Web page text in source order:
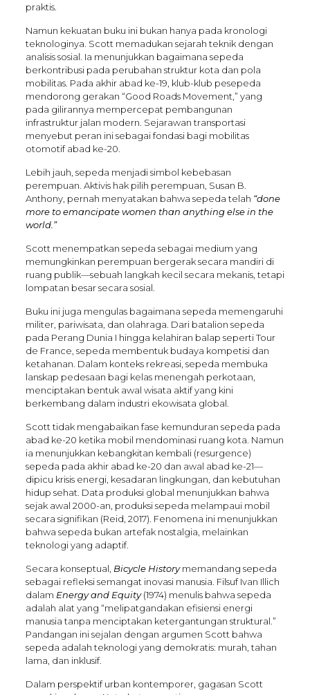
praktis.
Namun kekuatan buku ini bukan hanya pada kronologi
teknologinya. Scott memadukan sejarah teknik dengan
analisis sosial. Ia menunjukkan bagaimana sepeda
berkontribusi pada perubahan struktur kota dan pola
mobilitas. Pada akhir abad ke-19, klub-klub pesepeda
mendorong gerakan “Good Roads Movement,” yang
pada gilirannya mempercepat pembangunan
infrastruktur jalan modern. Sejarawan transportasi
menyebut peran ini sebagai fondasi bagi mobilitas
otomotif abad ke-20.
Lebih jauh, sepeda menjadi simbol kebebasan
perempuan. Aktivis hak pilih perempuan, Susan B.
Anthony, pernah menyatakan bahwa sepeda telah “done
more to emancipate women than anything else in the
world.”
Scott menempatkan sepeda sebagai medium yang
memungkinkan perempuan bergerak secara mandiri di
ruang publik—sebuah langkah kecil secara mekanis, tetapi
lompatan besar secara sosial.
Buku ini juga mengulas bagaimana sepeda memengaruhi
militer, pariwisata, dan olahraga. Dari batalion sepeda
pada Perang Dunia I hingga kelahiran balap seperti Tour
de France, sepeda membentuk budaya kompetisi dan
ketahanan. Dalam konteks rekreasi, sepeda membuka
lanskap pedesaan bagi kelas menengah perkotaan,
menciptakan bentuk awal wisata aktif yang kini
berkembang dalam industri ekowisata global.
Scott tidak mengabaikan fase kemunduran sepeda pada
abad ke-20 ketika mobil mendominasi ruang kota. Namun
ia menunjukkan kebangkitan kembali (resurgence)
sepeda pada akhir abad ke-20 dan awal abad ke-21—
dipicu krisis energi, kesadaran lingkungan, dan kebutuhan
hidup sehat. Data produksi global menunjukkan bahwa
sejak awal 2000-an, produksi sepeda melampaui mobil
secara signifikan (Reid, 2017). Fenomena ini menunjukkan
bahwa sepeda bukan artefak nostalgia, melainkan
teknologi yang adaptif.
Secara konseptual, Bicycle Historymemandang sepeda
sebagai refleksi semangat inovasi manusia. Filsuf Ivan Illich
dalam Energy and Equity(1974) menulis bahwa sepeda
adalah alat yang “melipatgandakan efisiensi energi
manusia tanpa menciptakan ketergantungan struktural.”
Pandangan ini sejalan dengan argumen Scott bahwa
sepeda adalah teknologi yang demokratis: murah, tahan
lama, dan inklusif.
Dalam perspektif urban kontemporer, gagasan Scott